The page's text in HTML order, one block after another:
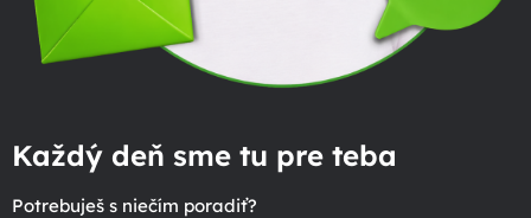
Každý deň sme tu pre teba
Potrebuješ s niečím poradiť?